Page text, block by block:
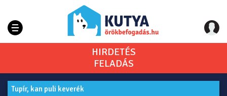
HIRDETÉS
FELADÁS
Tupír, kan puli keverék